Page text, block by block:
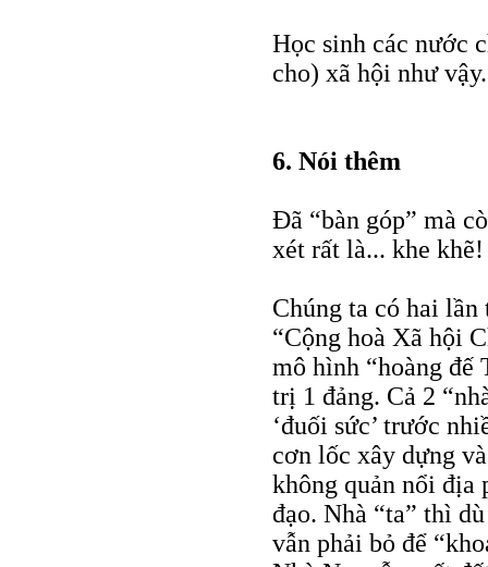
Học sinh các nước
cho) xã hội như vậy.
6. Nói thêm
Đã “bàn góp” mà
xét rất là... khe khẽ!
Chúng ta có hai lần
“Cộng hoà Xã hội
mô hình “hoàng đế
trị 1 đảng. Cả 2
‘đuối sức’ trước
cơn lốc xây dựng
không quản nổi địa
đạo. Nhà “ta” thì
vẫn phải bỏ để